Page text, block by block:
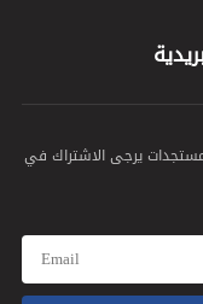
يرجى الاشتراك في